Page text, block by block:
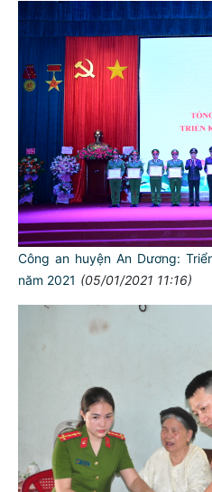
Công an huyện An Dương:
năm 2021 (05/01/2021 11:16)